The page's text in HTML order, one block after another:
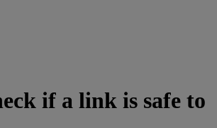
if a link is safe to